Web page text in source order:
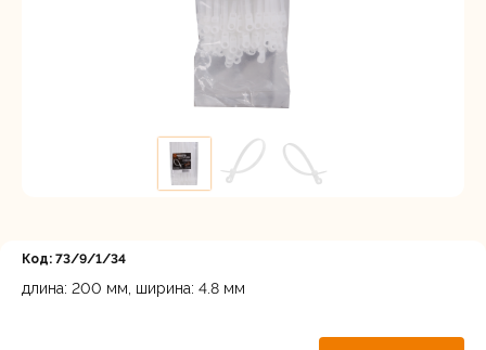
Код: 73/9/1/34
длина: 200 мм, ширина: 4.8 мм
Регистрация